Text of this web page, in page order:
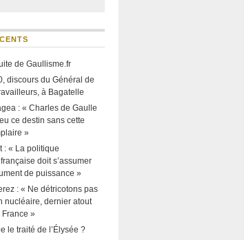
de Gaullisme.fr
discours du Général de
à Bagatelle
: « Charles de Gaulle
ce destin sans cette
»
: « La politique
doit s’assumer
de puissance »
: « Ne détricotons pas
nucléaire, dernier atout
»
le traité de l’Élysée ?